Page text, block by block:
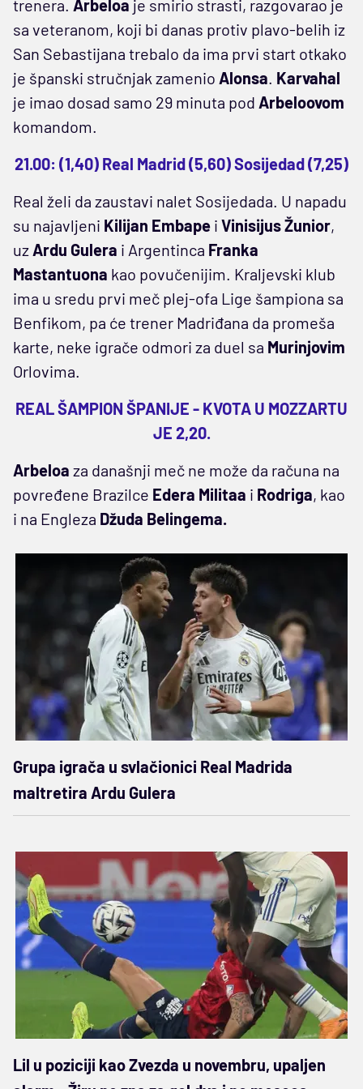
trenera. Arbeloa je smirio strasti, razgovarao je
sa veteranom, koji bi danas protiv plavo-belih iz
San Sebastijana trebalo da ima prvi start otkako
je španski stručnjak zamenio Alonsa. Karvahal
je imao dosad samo 29 minuta pod Arbeloovom
komandom.
21.00: (1,40) Real Madrid (5,60) Sosijedad (7,25)
Real želi da zaustavi nalet Sosijedada. U napadu
su najavljeni Kilijan Embape i Vinisijus Žunior,
uz Ardu Gulera i Argentinca Franka
Mastantuona kao povučenijim. Kraljevski klub
ima u sredu prvi meč plej-ofa Lige šampiona sa
Benfikom, pa će trener Madriđana da promeša
karte, neke igrače odmori za duel sa Murinjovim
Orlovima.
REAL ŠAMPION ŠPANIJE - KVOTA U MOZZARTU
JE 2,20.
Arbeloa za današnji meč ne može da računa na
povređene Brazilce Edera Militaa i Rodriga, kao
i na Engleza Džuda Belingema.
Grupa igrača u svlačionici Real Madrida
maltretira Ardu Gulera
Lil u poziciji kao Zvezda u novembru, upaljen